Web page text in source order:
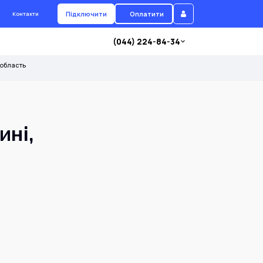
Контакти Підключити Оплатити
(044) 224-84-34